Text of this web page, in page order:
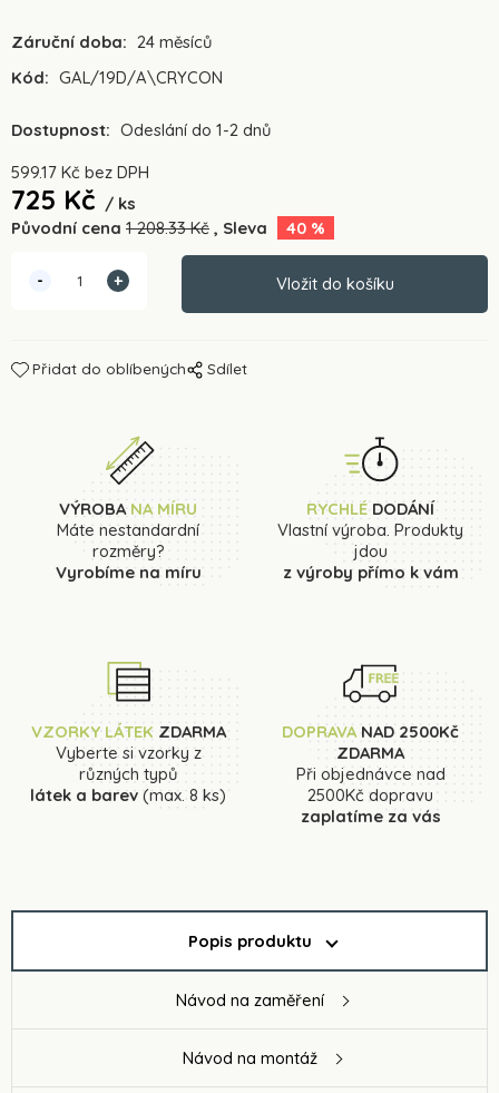
Záruční doba: 24 měsíců
Kód: GAL/19D/A\CRYCON
Dostupnost: Odeslání do 1-2 dnů
599.17 Kč bez DPH
725 Kč
ks
Původní cena 1 208.33Kč Sleva 40 %
Přidat do oblíbených Sdílet
VÝROBA NA MÍRU
Máte nestandardní
rozměry?
Vyrobíme na míru
RYCHLÉDODÁNÍ
Vlastní výroba. Produkty
jdou
z výroby přímo k vám
VZORKY LÁTEK ZDARMA
Vyberte si vzorky z
různých typů
látek a barev (max. 8 ks)
DOPRAVANAD 2500Kč
ZDARMA
Při objednávce nad
2500Kč dopravu
zaplatíme za vás
Popis produktu
Návod na zaměření
Návod na montáž